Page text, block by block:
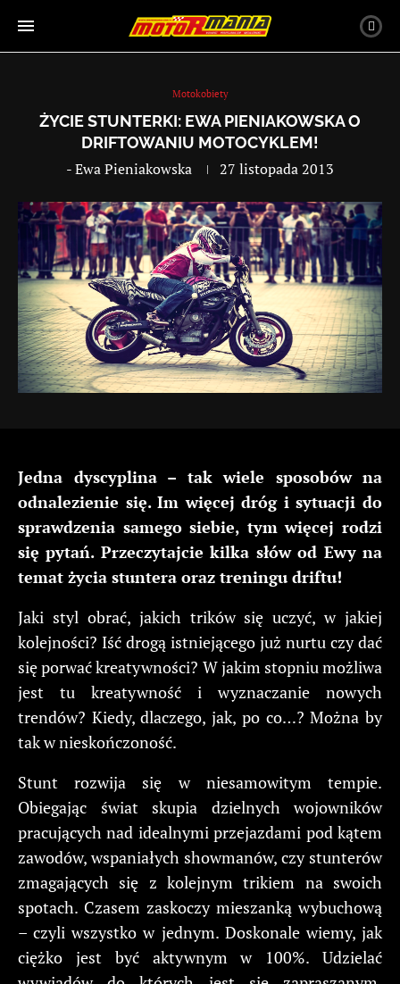
Motokobiety
ŻYCIE STUNTERKI: EWA PIENIAKOWSKA O
DRIFTOWANIU MOTOCYKLEM!
-Ewa Pieniakowska 27 listopada 2013
Jedna dyscyplina – tak wiele sposobów na
odnalezienie się. Im więcej dróg i sytuacji do
sprawdzenia samego siebie, tym więcej rodzi
się pytań. Przeczytajcie kilka słów od Ewy na
temat życia stuntera oraz treningu driftu!
Jaki styl obrać, jakich trików się uczyć, w jakiej
kolejności? Iść drogą istniejącego już nurtu czy dać
się porwać kreatywności? W jakim stopniu możliwa
jest tu kreatywność i wyznaczanie nowych
trendów? Kiedy, dlaczego, jak, po co…? Można by
tak w nieskończoność.
Stunt rozwija się w niesamowitym tempie.
Obiegając świat skupia dzielnych wojowników
pracujących nad idealnymi przejazdami pod kątem
zawodów, wspaniałych showmanów, czy stunterów
zmagających się z kolejnym trikiem na swoich
spotach. Czasem zaskoczy mieszanką wybuchową
– czyli wszystko w jednym. Doskonale wiemy, jak
ciężko jest być aktywnym w 100%. Udzielać